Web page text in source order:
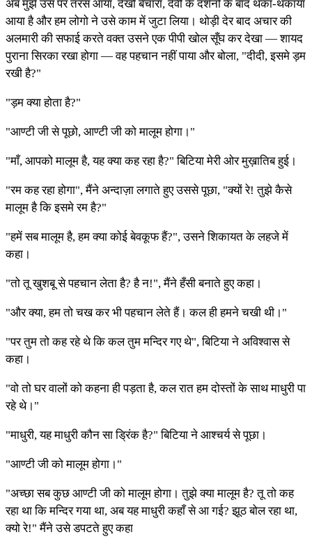
अब मुझे उस पर तरस आया, देखो बेचारा, देवी के दर्शनो के बाद थका-थकाया
आया है और हम लोगो ने उसे काम में जुटा लिया। थोड़ी देर बाद अचार की
अलमारी की सफाई करते वक्त उसने एक पीपी खोल सूँघ कर देखा — शायद
पुराना सिरका रखा होगा — वह पहचान नहीं पाया और बोला, "दीदी, इसमे ड़म
रखी है?"
"ड़म क्या होता है?"
"आण्टी जी से पूछो, आण्टी जी को मालूम होगा।"
"माँ, आपको मालूम है, यह क्या कह रहा है?" बिटिया मेरी ओर मुख़ातिब हुई।
"रम कह रहा होगा", मैंने अन्दाज़ा लगाते हुए उससे पूछा, "क्यों रे! तुझे कैसे
मालूम है कि इसमे रम है?"
"हमें सब मालूम है, हम क्या कोई बेवकूफ हैं?", उसने शिकायत के लहजे में
कहा।
"तो तू खुशबू से पहचान लेता है? है न!", मैंने हँसी बनाते हुए कहा।
"और क्या, हम तो चख कर भी पहचान लेते हैं। कल ही हमने चखी थी।"
"पर तुम तो कह रहे थे कि कल तुम मन्दिर गए थे", बिटिया ने अविश्वास से
कहा।
"वो तो घर वालों को कहना ही पड़ता है, कल रात हम दोस्तों के साथ माधुरी पा
रहे थे।"
"माधुरी, यह माधुरी कौन सा ड्रिंक है?" बिटिया ने आश्चर्य से पूछा।
"आण्टी जी को मालूम होगा।"
"अच्छा सब कुछ आण्टी जी को मालूम होगा। तुझे क्या मालूम है? तू तो कह
रहा था कि मन्दिर गया था, अब यह माधुरी कहाँ से आ गई? झूठ बोल रहा था,
क्यो रे!" मैंने उसे डपटते हुए कहा